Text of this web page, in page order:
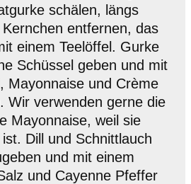
schälen, längs
entfernen, das
einem Teelöffel. Gurke
Schüssel geben und mit
Mayonnaise und Crème
Wir verwenden gerne die
Mayonnaise, weil sie
Dill und Schnittlauch
und mit einem
und Cayenne Pfeffer